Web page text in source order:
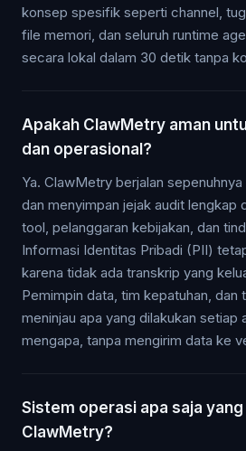
konsep spesifik seperti channel,
file memori, dan seluruh runtime
secara lokal dalam 30 detik tanpa
Apakah ClawMetry aman
dan operasional?
Ya. ClawMetry berjalan
dan menyimpan jejak audit lengkap
tool, pelanggaran kebijakan, dan
Informasi Identitas Pribadi (PII)
karena tidak ada transkrip yang
Pemimpin data, tim kepatuhan, dan
meninjau apa yang dilakukan setiap
mengapa, tanpa mengirim data ke
Sistem operasi apa saja
ClawMetry?